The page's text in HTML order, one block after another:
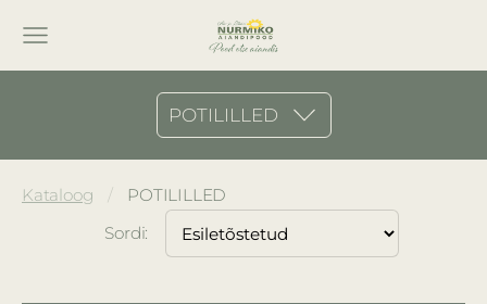
POTILILLED
Kataloog
POTILILLED
Sordi: